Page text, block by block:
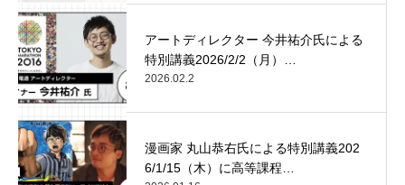
アートディレクター 今井祐介氏による
特別講義2026/2/2（月）…
2026.02.2
漫画家 丸山恭右氏による特別講義202
6/1/15（木）に高等課程…